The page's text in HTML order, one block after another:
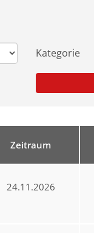
Kategorie
Zeitraum
24.11.2026